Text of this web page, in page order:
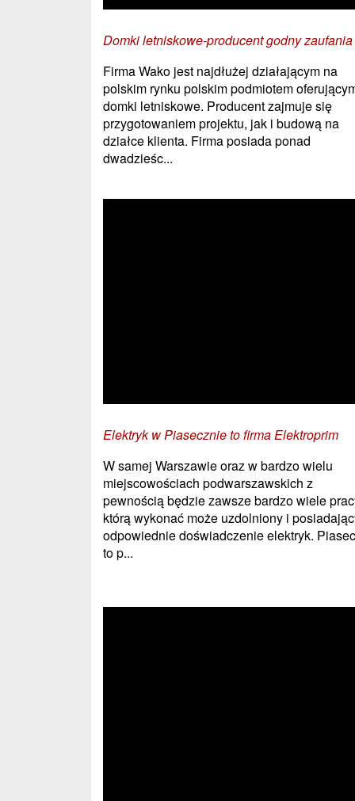
Domki letniskowe-producent godny zaufania
Firma Wako jest najdłużej działającym na
polskim rynku polskim podmiotem
domki letniskowe. Producent zajmuje się
przygotowaniem projektu, jak i budową na
działce klienta. Firma posiada ponad
dwadzieśc...
Elektryk w Piasecznie to firma Elektroprim
W samej Warszawie oraz w bardzo wielu
miejscowościach podwarszawskich z
pewnością będzie zawsze bardzo wiele
którą wykonać może uzdolniony i
odpowiednie doświadczenie elektryk.
to p...